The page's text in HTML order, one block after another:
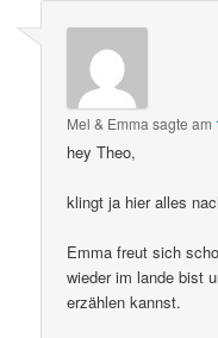
Mel & Emma sagte am
hey Theo,
klingt ja hier alles
Emma freut sich
wieder im lande bist
erzählen kannst.